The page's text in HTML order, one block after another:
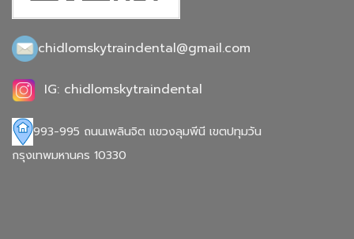
chidlomskytraindental@gmail.com
IG: chidlomskytraindental
993-995 ถนนเพลินจิต แขวงลุมพีนี เขตปทุมวัน
กรุงเทพมหานคร 10330